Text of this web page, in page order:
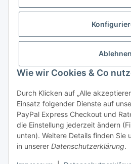
Ablehnen
Wie wir Cookies & Co
Durch Klicken auf „Alle
Einsatz folgender Dienste auf
PayPal Express Checkout und
die Einstellung jederzeit ändern
unten). Weitere Details finden Sie
in unserer Datenschutzerklärung.
Vertrag
* Alle Preise inkl. gesetzlicher USt., zzgl.